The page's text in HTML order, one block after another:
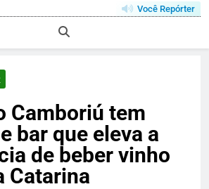
Você Repórter
Camboriú tem
bar que eleva a
de beber vinho
Catarina